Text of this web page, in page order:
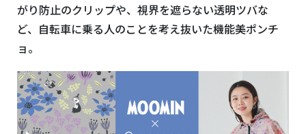
がり防止のクリップや、視界を遮らない透明ツバな
ど、自転車に乗る人のことを考え抜いた機能美ポンチ
ョ。